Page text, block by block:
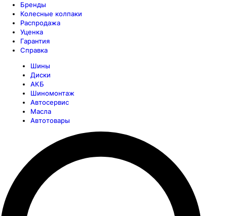
Бренды
Колесные колпаки
Распродажа
Уценка
Гарантия
Справка
Шины
Диски
АКБ
Шиномонтаж
Автосервис
Масла
Автотовары